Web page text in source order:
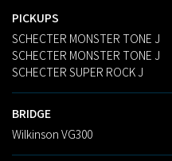
PICKUPS
SCHECTER MONSTER TONE J
SCHECTER MONSTER TONE J
SCHECTER SUPER ROCK J
BRIDGE
Wilkinson VG300